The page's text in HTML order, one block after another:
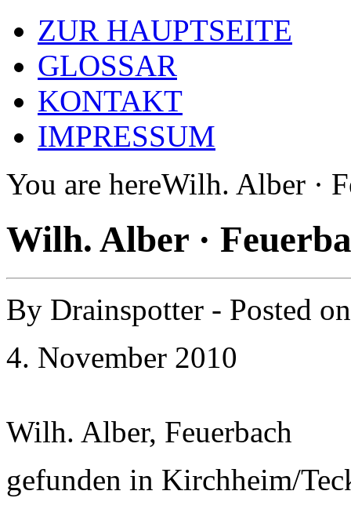
ZUR HAUPTSEITE
GLOSSAR
KONTAKT
IMPRESSUM
You are hereWilh. Alber ·
Wilh. Alber ·
By Drainspotter - Posted
4. November 2010
Wilh. Alber, Feuerbach
gefunden in Kirchheim/